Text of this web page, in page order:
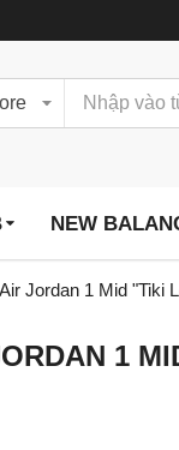
NEW
Jordan 1 Mid "Tiki
1